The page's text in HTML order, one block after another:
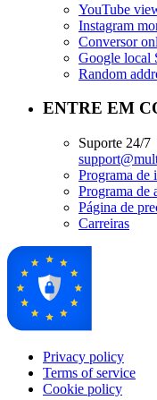
YouTube
Instagram
Conversor
Google local
Random
ENTRE EM
Suporte 24/7
Programa de
Programa de
Página de
Carreiras
Privacy policy
Terms of service
Cookie policy